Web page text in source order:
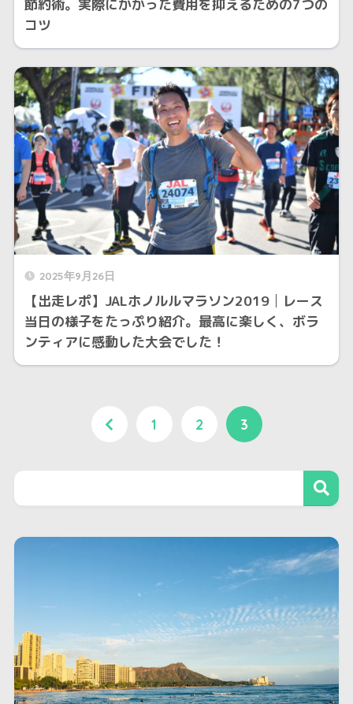
節約術。実際にかかった費用を抑えるための7つの
コツ
2025年9月26日
【出走レポ】JALホノルルマラソン2019│レース
当日の様子をたっぷり紹介。最高に楽しく、ボラ
ンティアに感動した大会でした！
1 2 3